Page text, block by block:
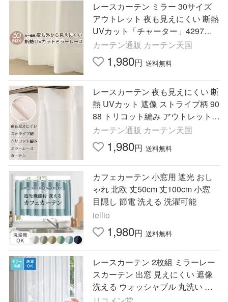
レースカーテン ミラー 30サイズ
アウトレット 夜も見えにくい 断熱
UVカット「チャーター」4297ホ
ワイト 幅100cm2枚組/幅150・200
cm1枚入 安い 送料無料 在庫品
カーテン通販 カーテン天国
1,980円 送料無料
レースカーテン 夜も見えにくい 断
熱 UVカット 遮像 ストライプ柄 90
88 トリコット編み アウトレット
送料無料 在庫品
カーテン通販 カーテン天国
1,980円 送料無料
カフェカーテン 小窓用 遮光 おし
ゃれ 北欧 丈50cm 丈100cm 小窓
目隠し 節電 洗える 洗濯可能
iellio
1,980円 送料無料
レースカーテン 2枚組 ミラーレー
スカーテン 出窓 見えにくい 遮像
洗える ウォッシャブル 丸洗い フ
ック付き 賃貸 プライバシー UVカ